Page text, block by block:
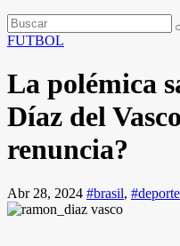
FUTBOL
La polémica
Díaz del
renuncia?
Abr 28, 2024 #brasil, #deporte